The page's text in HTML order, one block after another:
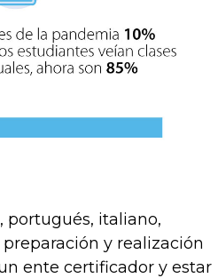
portugués, italiano,
y realización
ente certificador y estar